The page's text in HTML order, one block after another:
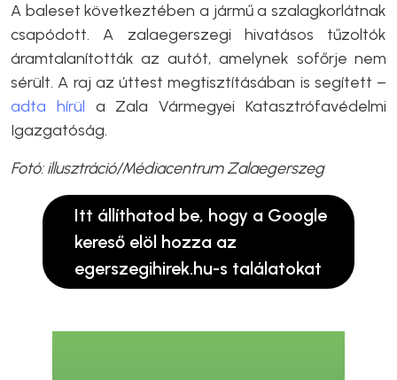
A baleset következtében a jármű a szalagkorlátnak
csapódott. A zalaegerszegi hivatásos tűzoltók
áramtalanították az autót, amelynek sofőrje nem
sérült. A raj az úttest megtisztításában is segített –
adta hírül a Zala Vármegyei Katasztrófavédelmi
Igazgatóság.
Fotó: illusztráció/Médiacentrum Zalaegerszeg
Itt állíthatod be, hogy a Google
kereső elöl hozza az
egerszegihirek.hu-s találatokat